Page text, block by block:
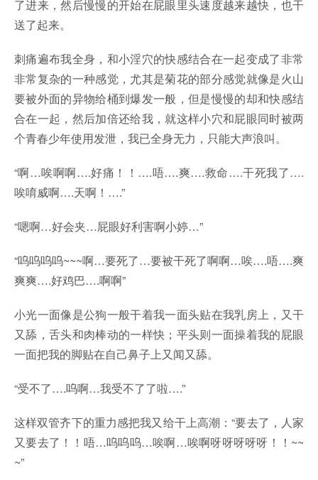
了进来，然后慢慢的开始在屁眼里头速度越来越快，也干
送了起来。
刺痛遍布我全身，和小淫穴的快感结合在一起变成了非常
非常复杂的一种感觉，尤其是菊花的部分感觉就像是火山
要被外面的异物给桶到爆发一般，但是慢慢的却和快感结
合在一起，然后加倍还给我，就这样小穴和屁眼同时被两
个青春少年使用发泄，我已全身无力，只能大声浪叫。
“啊…唉啊啊….好痛！！….唔….爽….救命….干死我了….
唉唷威啊….天啊！….”
“嗯啊…好会夹…屁眼好利害啊小婷…”
“呜呜呜呜~~~啊…要死了…要被干死了啊啊…唉….唔….爽
爽爽….好鸡巴….啊啊”
小光一面像是公狗一般干着我一面头贴在我乳房上，又干
又舔，舌头和肉棒动的一样快；平头则一面操着我的屁眼
一面把我的脚贴在自己鼻子上又闻又舔。
“受不了….呜啊…我受不了了啦….”
这样双管齐下的重力感把我又给干上高潮：“要去了，人家
又要去了！！唔…呜呜呜…唉啊…唉啊呀呀呀呀呀！！~~
~”